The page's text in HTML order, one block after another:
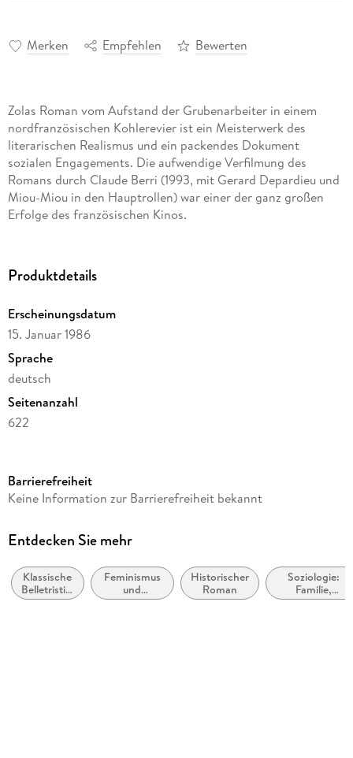
Merken Empfehlen Bewerten
Zolas Roman vom Aufstand der Grubenarbeiter in einem
nordfranzösischen Kohlerevier ist ein Meisterwerk des
literarischen Realismus und ein packendes Dokument
sozialen Engagements. Die aufwendige Verfilmung des
Romans durch Claude Berri (1993, mit Gerard Depardieu und
Miou-Miou in den Hauptrollen) war einer der ganz großen
Erfolge des französischen Kinos.
Produktdetails
Erscheinungsdatum
15. Januar 1986
Sprache
deutsch
Seitenanzahl
622
Autor/Autorin
Herausgegeben von
Übersetzung
Armin Schwarz
Barrierefreiheit
Keine Information zur Barrierefreiheit bekannt
Entdecken Sie mehr
Klassische
Belletristik:
allgemein
Feminismus
und
feministische
Historischer
Roman
Soziologie:
Familie,
Verwandtschaft